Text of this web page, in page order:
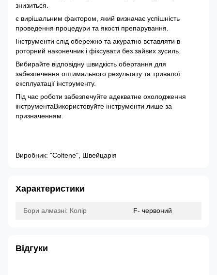
знизиться.
є вирішальним фактором, який визначає успішність
проведення процедури та якості препарування.
Інструменти слід обережно та акуратно вставляти в
роторний наконечник і фіксувати без зайвих зусиль.
Вибирайте відповідну швидкість обертання для
забезпечення оптимального результату та тривалої
експлуатації інструменту.
Під час роботи забезпечуйте адекватне охолодження
інструментаВикористовуйте інструменти лише за
призначенням.
Виробник: "Coltene", Швейцарія
Характеристики
Бори алмазні: Колір F- червоний
Відгуки